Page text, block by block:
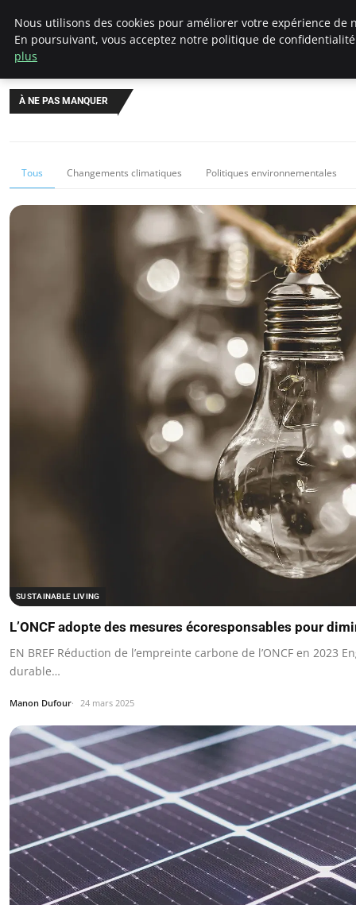
Climategatecountryclub.com
À NE PAS MANQUER
Tous Changements climatiques Politiques environnementales
SUSTAINABLE LIVING
L’ONCF adopte des mesures écoresponsables pour
EN BREF Réduction de l’empreinte carbone de l’ONCF en 2023
durable…
Manon Dufour 24 mars 2025
Nous utilisons des cookies pour améliorer votre expérience de
En poursuivant, vous acceptez notre politique de
plus